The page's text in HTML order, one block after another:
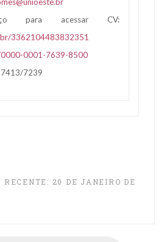
para acessar CV:
3362104483832351
0001-7639-8500
7239
20 DE JANEIRO DE